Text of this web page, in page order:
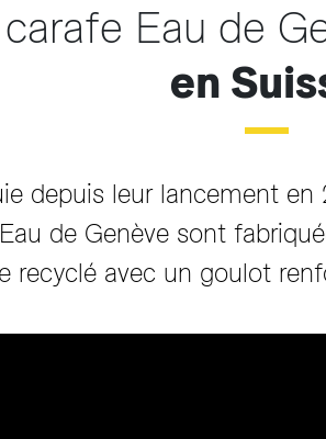
Eau de
en
depuis leur lancement
de Genève sont
recyclé avec un goulot